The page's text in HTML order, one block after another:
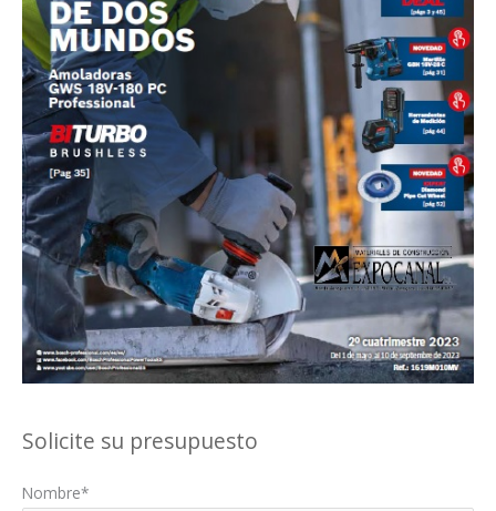
Solicite su presupuesto
Nombre*